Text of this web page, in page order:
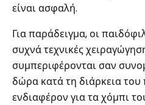
είναι ασφαλή.
Για παράδειγμα, οι
συχνά τεχνικές
συμπεριφέρονται σαν
δώρα κατά τη διάρκεια του
ενδιαφέρον για τα χόμπι